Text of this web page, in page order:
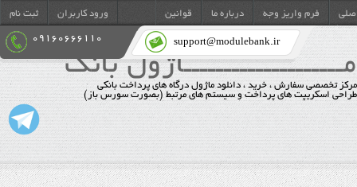
ثبت نام ورود کاربران فرم واریز وجه درباره ما قوانین
09160666110 support@modulebank.ir
مــــــــــــــــــــاژول بانک
مرکز تخصصی سفارش ، خرید ، دانلود ماژول درگاه های پرداخت بانکی
طراحی اسکریپت های پرداخت و سیستم های مرتبط (بصورت سورس باز)